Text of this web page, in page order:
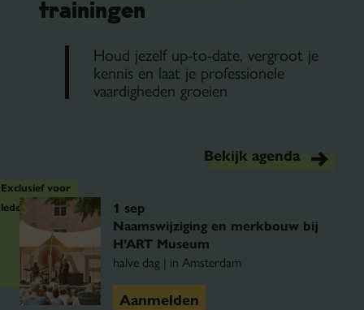
Bekijk agenda
trainingen
Houd jezelf up-to-date, vergroot je
kennis en laat je professionele
vaardigheden groeien
Exclusief voor
leden
1 sep
Naamswijziging en merkbouw bij
H’ART Museum
halve dag | in Amsterdam
Aanmelden